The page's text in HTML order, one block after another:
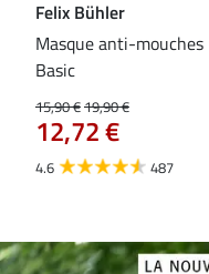
Felix Bühler
Masque anti-mouches
Basic
15,90 €19,90 €
12,72 €
4.6 487